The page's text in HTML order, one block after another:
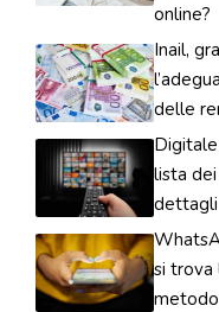
online?
Inail,
delle
lista
dettagli
si trova